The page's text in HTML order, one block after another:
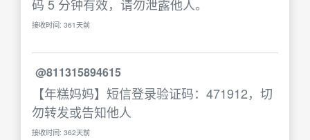
码 5 分钟有效，请勿泄露他人。
接收时间: 361天前
@811315894615
【年糕妈妈】短信登录验证码：471912，切
勿转发或告知他人
接收时间: 362天前